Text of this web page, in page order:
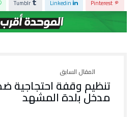
Pinterest
Linkedin
Tumblr
تنظيم وقفة احتجاجية
مدخل بلدة المشهد